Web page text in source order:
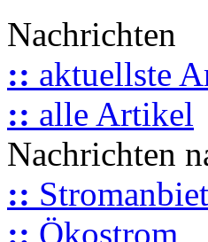
Nachrichten
:: aktuellste
:: alle Artikel
Nachrichten
::
:: Ökostrom